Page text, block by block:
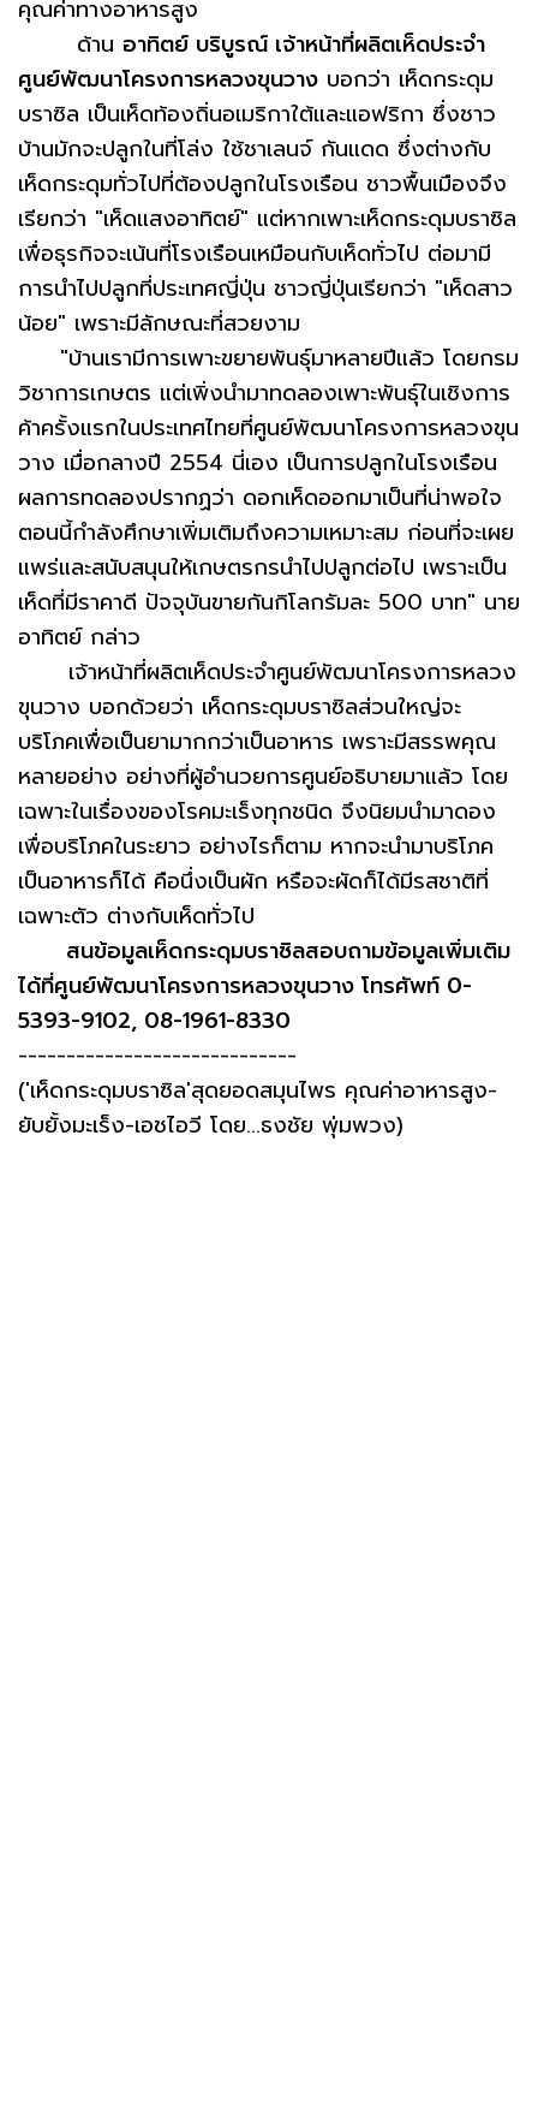
คุณค่าทางอาหารสูง
ด้าน อาทิตย์ บริบูรณ์ เจ้าหน้าที่ผลิตเห็ดประจำ
ศูนย์พัฒนาโครงการหลวงขุนวาง บอกว่า เห็ดกระดุม
บราซิล เป็นเห็ดท้องถิ่นอเมริกาใต้และแอฟริกา ซึ่งชาว
บ้านมักจะปลูกในที่โล่ง ใช้ชาเลนจ์ กันแดด ซึ่งต่างกับ
เห็ดกระดุมทั่วไปที่ต้องปลูกในโรงเรือน ชาวพื้นเมืองจึง
เรียกว่า "เห็ดแสงอาทิตย์" แต่หากเพาะเห็ดกระดุมบราซิล
เพื่อธุรกิจจะเน้นที่โรงเรือนเหมือนกับเห็ดทั่วไป ต่อมามี
การนำไปปลูกที่ประเทศญี่ปุ่น ชาวญี่ปุ่นเรียกว่า "เห็ดสาว
น้อย" เพราะมีลักษณะที่สวยงาม
"บ้านเรามีการเพาะขยายพันธุ์มาหลายปีแล้ว โดยกรม
วิชาการเกษตร แต่เพิ่งนำมาทดลองเพาะพันธุ์ในเชิงการ
ค้าครั้งแรกในประเทศไทยที่ศูนย์พัฒนาโครงการหลวงขุน
วาง เมื่อกลางปี 2554 นี่เอง เป็นการปลูกในโรงเรือน
ผลการทดลองปรากฏว่า ดอกเห็ดออกมาเป็นที่น่าพอใจ
ตอนนี้กำลังศึกษาเพิ่มเติมถึงความเหมาะสม ก่อนที่จะเผย
แพร่และสนับสนุนให้เกษตรกรนำไปปลูกต่อไป เพราะเป็น
เห็ดที่มีราคาดี ปัจจุบันขายกันกิโลกรัมละ 500 บาท" นาย
อาทิตย์ กล่าว
เจ้าหน้าที่ผลิตเห็ดประจำศูนย์พัฒนาโครงการหลวง
ขุนวาง บอกด้วยว่า เห็ดกระดุมบราซิลส่วนใหญ่จะ
บริโภคเพื่อเป็นยามากกว่าเป็นอาหาร เพราะมีสรรพคุณ
หลายอย่าง อย่างที่ผู้อำนวยการศูนย์อธิบายมาแล้ว โดย
เฉพาะในเรื่องของโรคมะเร็งทุกชนิด จึงนิยมนำมาดอง
เพื่อบริโภคในระยาว อย่างไรก็ตาม หากจะนำมาบริโภค
เป็นอาหารก็ได้ คือนึ่งเป็นผัก หรือจะผัดก็ได้มีรสชาติที่
เฉพาะตัว ต่างกับเห็ดทั่วไป
สนข้อมูลเห็ดกระดุมบราซิลสอบถามข้อมูลเพิ่มเติม
ได้ที่ศูนย์พัฒนาโครงการหลวงขุนวาง โทรศัพท์ 0-
5393-9102, 08-1961-8330
-----------------------------
('เห็ดกระดุมบราซิล'สุดยอดสมุนไพร คุณค่าอาหารสูง-
ยับยั้งมะเร็ง-เอชไอวี โดย...ธงชัย พุ่มพวง)